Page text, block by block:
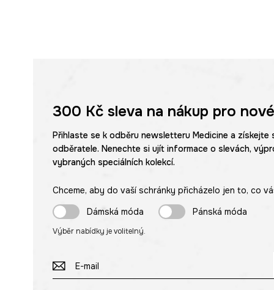
300 Kčsleva na nákup pro
Přihlaste se k odběru newsletteru Medicine a získejte
odběratele. Nenechte si ujít informace o slevách,
vybraných speciálních kolekcí.
Chceme, aby do vaší schránky přicházelo jen to, co
Dámská móda
Pánská móda
Výběr nabídky je volitelný.